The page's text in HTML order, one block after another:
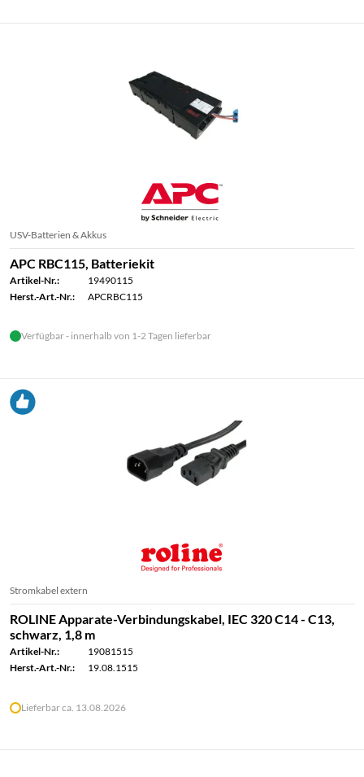
USV-Batterien & Akkus
APC RBC115, Batteriekit
Artikel-Nr.:
19490115
Herst.-Art.-Nr.:
APCRBC115
Verfügbar - innerhalb von 1-2 Tagen lieferbar
Stromkabel extern
ROLINE Apparate-Verbindungskabel, IEC 320 C14 - C13,
schwarz, 1,8 m
Artikel-Nr.:
19081515
Herst.-Art.-Nr.:
19.08.1515
Lieferbar ca. 13.08.2026